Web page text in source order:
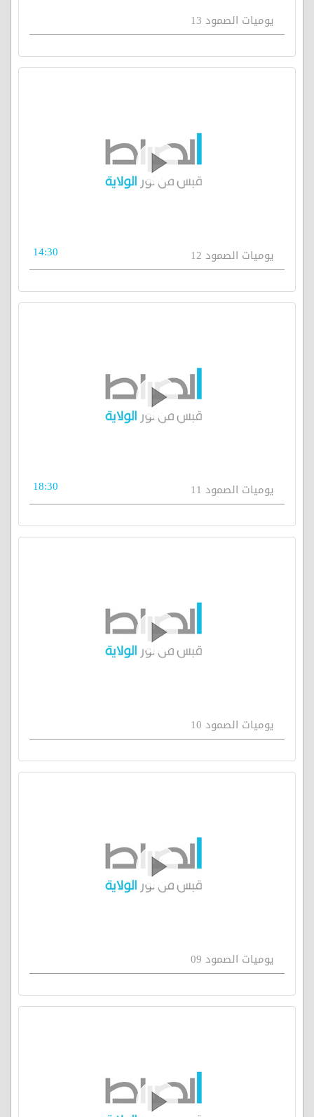
يوميات الصمود 13
يوميات الصمود 12 14:30
يوميات الصمود 11 18:30
يوميات الصمود 10
يوميات الصمود 09